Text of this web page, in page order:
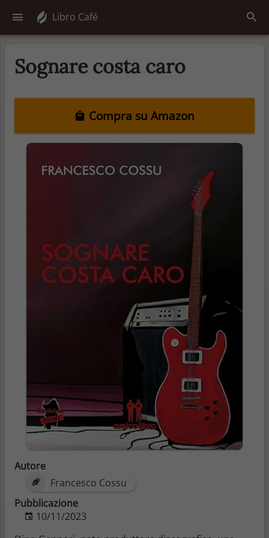
Libro Café
Sognare costa caro
Compra su Amazon
Autore
Francesco Cossu
Pubblicazione
10/11/2023